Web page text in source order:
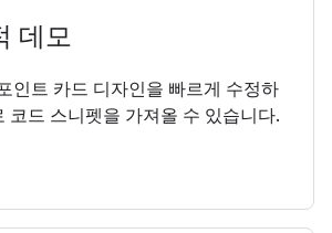
데모
인트 카드 디자인을 빠르게 수정하
코드 스니펫을 가져올 수 있습니다.